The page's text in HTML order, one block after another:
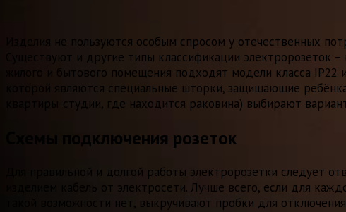
Изделия не пользуются особым спросом у отечественных
Существуют и другие типы классификации
жилого и бытового помещения подходят модели класса
которой являются специальные шторки, защищающие
квартиры-студии, где находится раковина) выбирают
Схемы подключения розеток
Для правильной и долгой работы электророзетки следует
изделием кабель от электросети. Лучше всего, если для
такой возможности нет, выкручивают пробки для